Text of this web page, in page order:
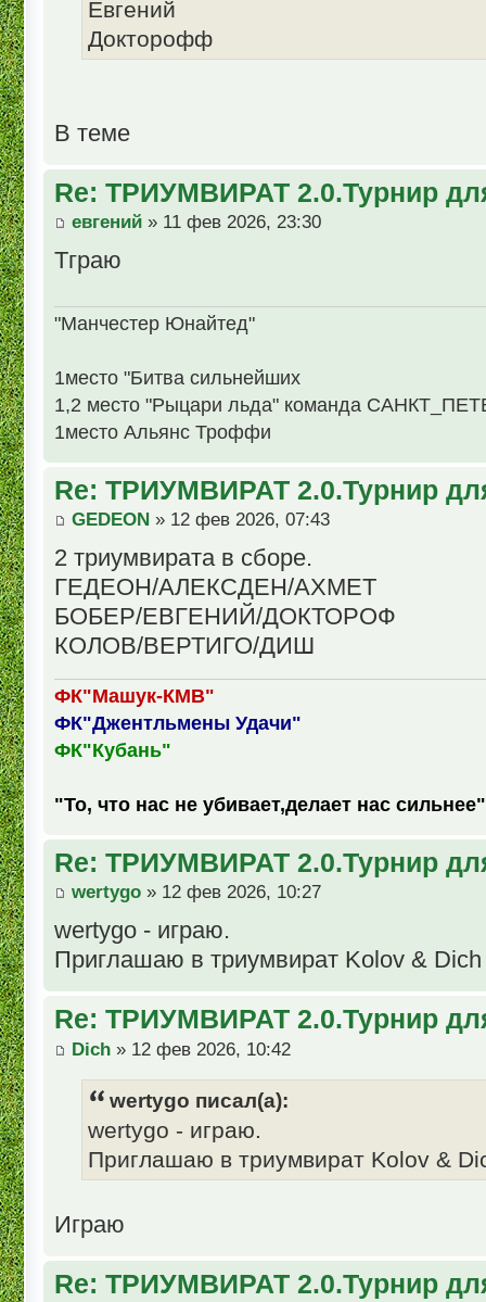
Евгений
Докторофф
В теме
Re: ТРИУМВИРАТ 2.0.Турнир
евгений » 11 фев 2026, 23:30
Тграю
"Манчестер Юнайтед"
1место "Битва сильнейших
1,2 место "Рыцари льда" команда
1место Альянс Троффи
Re: ТРИУМВИРАТ 2.0.Турнир
GEDEON » 12 фев 2026, 07:43
2 триумвирата в сборе.
ГЕДЕОН/АЛЕКСДЕН/АХМЕТ
БОБЕР/ЕВГЕНИЙ/ДОКТОРОФ
КОЛОВ/ВЕРТИГО/ДИШ
ФК"Машук-КМВ"
ФК"Джентльмены Удачи"
ФК"Кубань"
"То, что нас не убивает,делает нас сильнее"
Re: ТРИУМВИРАТ 2.0.Турнир
wertygo » 12 фев 2026, 10:27
wertygo - играю.
Приглашаю в триумвират Kolov & Dich
Re: ТРИУМВИРАТ 2.0.Турнир
Dich » 12 фев 2026, 10:42
wertygo писал(а):
wertygo - играю.
Приглашаю в триумвират Kolov &
Играю
Re: ТРИУМВИРАТ 2.0.Турнир